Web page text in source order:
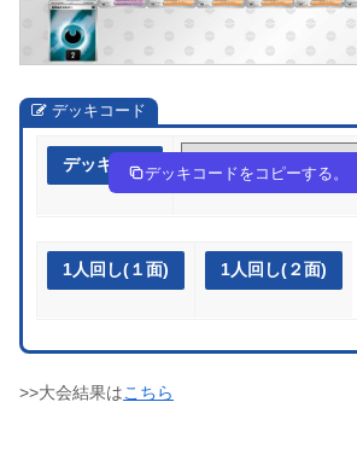
デッキコード
デッキ作成 9gnLQg-JGRuV8-NHnNgL
デッキコードをコピーする。
1人回し(１面) 1人回し(２面)
>>大会結果はこちら